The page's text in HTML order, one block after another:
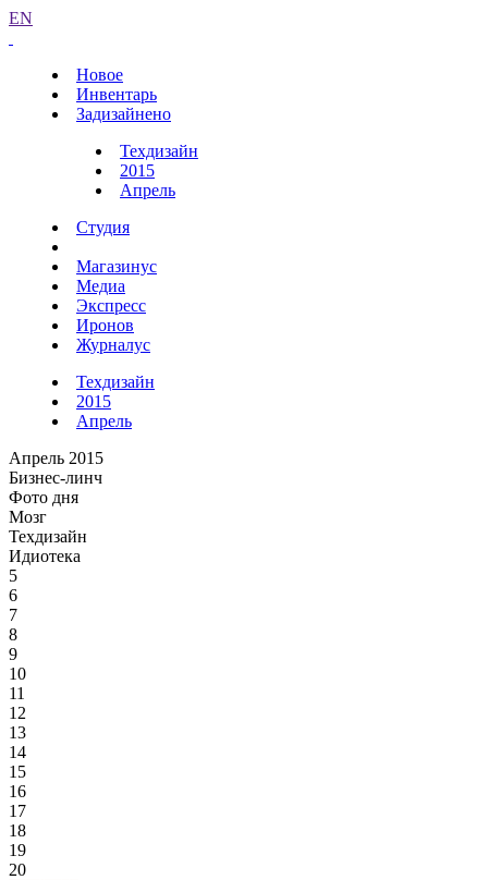
EN
Новое
Инвентарь
Задизайнено
Техдизайн
2015
Апрель
Студия
Магазинус
Медиа
Экспресс
Иронов
Журналус
Техдизайн
2015
Апрель
Апрель 2015
Бизнес-линч
Фото дня
Мозг
Техдизайн
Идиотека
5
6
7
8
9
10
11
12
13
14
15
16
17
18
19
20